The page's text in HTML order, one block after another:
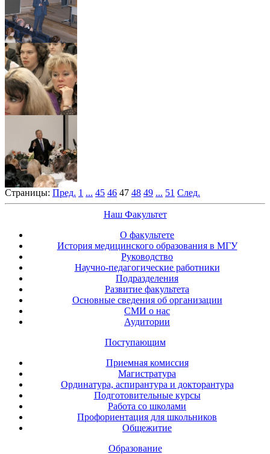
Страницы: Пред. 1 ... 45 46 47 48 49 ... 51 След.
Наш Факультет
О факультете
История медицинского образования в МГУ
Руководство
Научно-педагогические работники
Подразделения
Развитие факультета
Основные сведения об организации
СМИ о нас
Аудитории
Поступающим
Приемная комиссия
Магистратура
Ординатура, аспирантура и докторантура
Подготовительные курсы
Работа со школами
Профориентация для школьников
Общежитие
Образование